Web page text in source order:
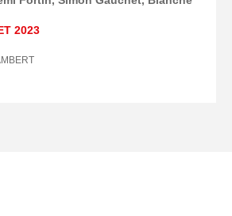
2023